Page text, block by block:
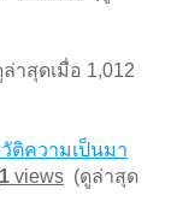
าสุดเมื่อ 1,012
ติความเป็นมา
1views(ดูล่าสุด